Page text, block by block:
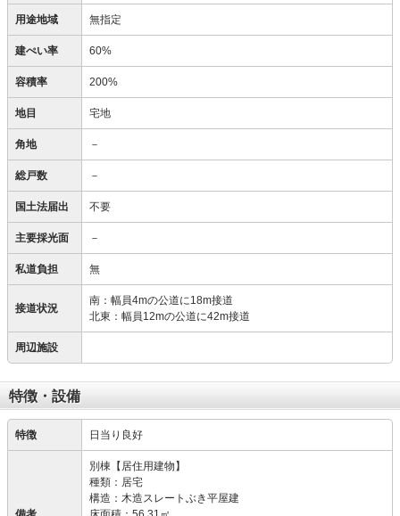
用途地域 無指定
建ぺい率 60%
容積率 200%
地目 宅地
角地 －
総戸数 －
国土法届出 不要
主要採光面 －
私道負担 無
接道状況
南：幅員4mの公道に18m接道
北東：幅員12mの公道に42m接道
周辺施設
特徴・設備
特徴 日当り良好
別棟【居住用建物】
種類：居宅
構造：木造スレートぶき平屋建